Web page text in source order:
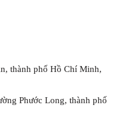
thành phố Hồ Chí Minh,
Phước Long, thành phố